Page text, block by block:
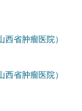
省肿瘤医院）
省肿瘤医院）